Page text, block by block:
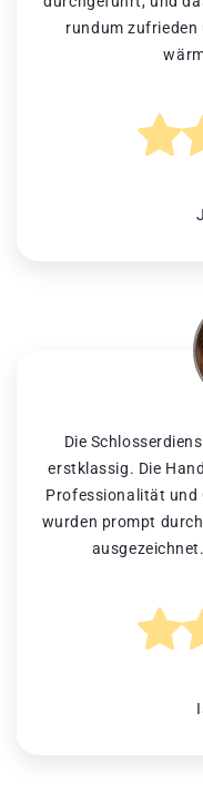
rundum zufrieden
Die
erstklassig. Die
Professionalität und
wurden prompt